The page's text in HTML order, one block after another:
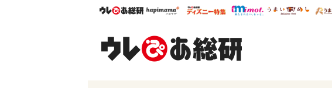
ウレぴあ総研ハピママ* ウレぴあ総研 ディズニー
mimot. うま